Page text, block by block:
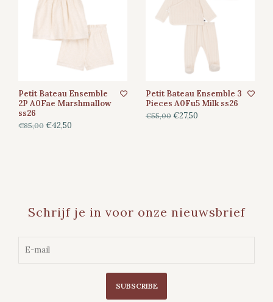
Petit Bateau Ensemble
2P A0Fae Marshmallow
ss26
€85,00 €42,50
Petit Bateau Ensemble 3
Pieces A0Fu5 Milk ss26
€55,00 €27,50
Schrijf je in voor onze nieuwsbrief
SUBSCRIBE